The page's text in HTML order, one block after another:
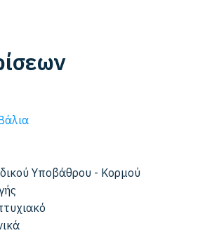
Υποβάθρου - Κορμού